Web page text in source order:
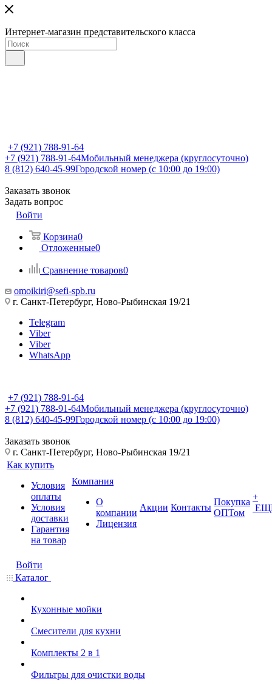
Интернет-магазин представительского класса
+7 (921) 788-91-64
+7 (921) 788-91-64Мобильный менеджера (круглосуточно)
8 (812) 640-45-99Городской номер (с 10:00 до 19:00)
Заказать звонок
Задать вопрос
Войти
Корзина0
Отложенные0
Сравнение товаров0
omoikiri@sefi-spb.ru
г. Санкт-Петербург, Ново-Рыбинская 19/21
Telegram
Viber
Viber
WhatsApp
+7 (921) 788-91-64
+7 (921) 788-91-64Мобильный менеджера (круглосуточно)
8 (812) 640-45-99Городской номер (с 10:00 до 19:00)
Заказать звонок
г. Санкт-Петербург, Ново-Рыбинская 19/21
Как купить
Условия
оплаты
Условия
доставки
Гарантия
на товар
Компания
О
компании
Лицензия
Акции Контакты
Покупка
ОПТом
+
Войти
Каталог
Кухонные мойки
Смесители для кухни
Комплекты 2 в 1
Фильтры для очистки воды